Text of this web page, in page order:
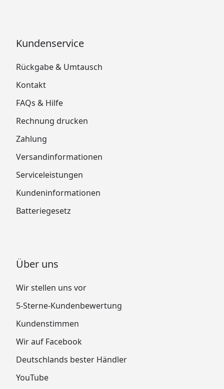
Kundenservice
Rückgabe & Umtausch
Kontakt
FAQs & Hilfe
Rechnung drucken
Zahlung
Versandinformationen
Serviceleistungen
Kundeninformationen
Batteriegesetz
Über uns
Wir stellen uns vor
5-Sterne-Kundenbewertung
Kundenstimmen
Wir auf Facebook
Deutschlands bester Händler
YouTube